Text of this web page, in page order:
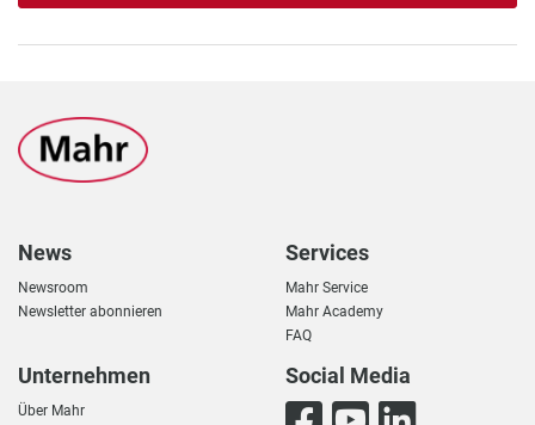
News
Newsroom
Newsletter abonnieren
Services
Mahr Service
Mahr Academy
FAQ
Unternehmen
Über Mahr
Social Media